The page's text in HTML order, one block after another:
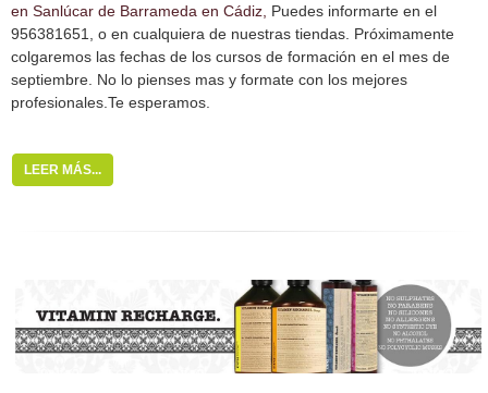
en Sanlúcar de Barrameda en Cádiz, Puedes informarte en el
956381651, o en cualquiera de nuestras tiendas. Próximamente
colgaremos las fechas de los cursos de formación en el mes de
septiembre. No lo pienses mas y formate con los mejores
profesionales.Te esperamos.
LEER MÁS...